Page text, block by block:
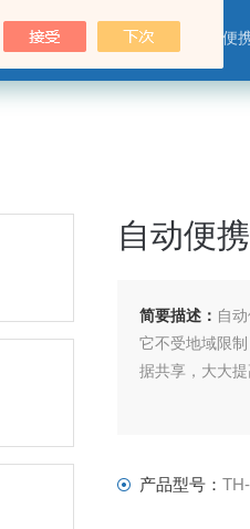
智慧路灯传感器，智慧农业传感器，非洲猪瘟检测仪，动物疫病
自动便
简要描述： 自
它不受地域限
据共享，大大
产品型号：